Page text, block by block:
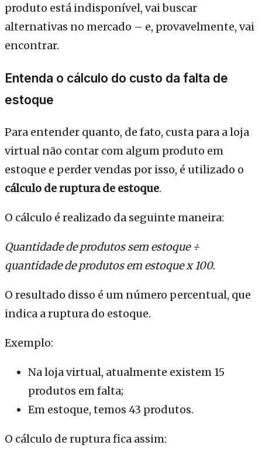
produto está indisponível, vai buscar
alternativas no mercado – e, provavelmente, vai
encontrar.
Entenda o cálculo do custo da falta de
estoque
Para entender quanto, de fato, custa para a loja
virtual não contar com algum produto em
estoque e perder vendas por isso, é utilizado o
cálculo de ruptura de estoque.
O cálculo é realizado da seguinte maneira:
Quantidade de produtos sem estoque ÷
quantidade de produtos em estoque x 100.
O resultado disso é um número percentual, que
indica a ruptura do estoque.
Exemplo:
Na loja virtual, atualmente existem 15
produtos em falta;
Em estoque, temos 43 produtos.
O cálculo de ruptura fica assim: